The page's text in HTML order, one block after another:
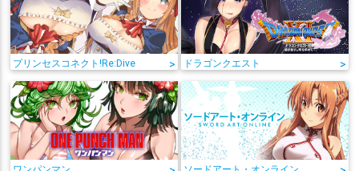
プリンセスコネクト!Re:Dive > ドラゴンクエスト >